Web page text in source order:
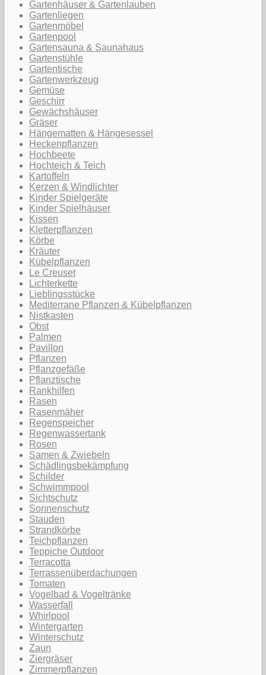
Gartenhäuser & Gartenlauben
Gartenliegen
Gartenmöbel
Gartenpool
Gartensauna & Saunahaus
Gartenstühle
Gartentische
Gartenwerkzeug
Gemüse
Geschirr
Gewächshäuser
Gräser
Hängematten & Hängesessel
Heckenpflanzen
Hochbeete
Hochteich & Teich
Kartoffeln
Kerzen & Windlichter
Kinder Spielgeräte
Kinder Spielhäuser
Kissen
Kletterpflanzen
Körbe
Kräuter
Kübelpflanzen
Le Creuset
Lichterkette
Lieblingsstücke
Mediterrane Pflanzen & Kübelpflanzen
Nistkasten
Obst
Palmen
Pavillon
Pflanzen
Pflanzgefäße
Pflanztische
Rankhilfen
Rasen
Rasenmäher
Regenspeicher
Regenwassertank
Rosen
Samen & Zwiebeln
Schädlingsbekämpfung
Schilder
Schwimmpool
Sichtschutz
Sonnenschutz
Stauden
Strandkörbe
Teichpflanzen
Teppiche Outdoor
Terracotta
Terrassenüberdachungen
Tomaten
Vogelbad & Vogeltränke
Wasserfall
Whirlpool
Wintergarten
Winterschutz
Zaun
Ziergräser
Zimmerpflanzen